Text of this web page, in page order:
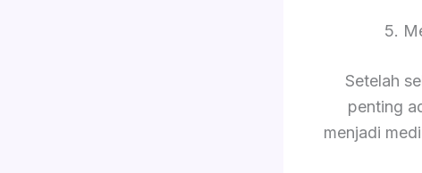
5.
Setelah
penting
menjadi